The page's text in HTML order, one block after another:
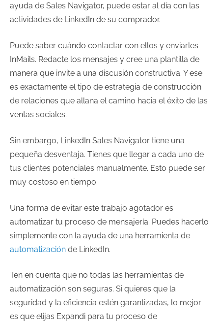
ayuda de Sales Navigator, puede estar al día con las
actividades de LinkedIn de su comprador.
Puede saber cuándo contactar con ellos y enviarles
InMails. Redacte los mensajes y cree una plantilla de
manera que invite a una discusión constructiva. Y ese
es exactamente el tipo de estrategia de construcción
de relaciones que allana el camino hacia el éxito de las
ventas sociales.
Sin embargo, LinkedIn Sales Navigator tiene una
pequeña desventaja. Tienes que llegar a cada uno de
tus clientes potenciales manualmente. Esto puede ser
muy costoso en tiempo.
Una forma de evitar este trabajo agotador es
automatizar tu proceso de mensajería. Puedes hacerlo
simplemente con la ayuda de una herramienta de
automatización de LinkedIn.
Ten en cuenta que no todas las herramientas de
automatización son seguras. Si quieres que la
seguridad y la eficiencia estén garantizadas, lo mejor
es que elijas Expandi para tu proceso de